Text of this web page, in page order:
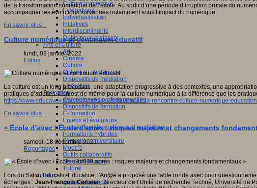
Culture numérique
Evaluations
Individualisation
Initiatives
Interdisciplinarité
Outils pour la classe
Arts et Culture
Art
Cinéma
Culture
Culture et numérique
Dispositifs de médiation
Littérature
Formation
Compétences professionnelles
Dispositifs de formation
E- formation
Enjeux et évolutions
Enseignement supérieur et numérique
Formations hybrides
Formation universitaire
Mooc’s
Outils collaboratifs
Sites ressources
Tutorat
Jeux
Jeu et éducation
de la transformation numérique de l’école. Au sortir d’une période d’irruption brutale du
accompagner les évolutions survenues notamment sous l’impact du numérique.
En savoir plus...
Culture numérique et continuum éducatif
lundi, 03 janvier 2022
Editos
La culture est un long processus, une adaptation progressive à des contextes, une
pratiques d’adultes. Il en est de même pour la culture numérique à la différence que les
https://www.educavox.fr/accueil/breves/restitution-de-la-rencontre-culture-numerique-
En savoir plus...
« École d’avec / École d'après : risques majeurs et changements
samedi, 18 décembre 2021
Reportages
Lors du Salon Educatic-Educatice, l'An@é a proposé une table ronde avec pour
échanges : Jean-François Cerisier, Directeur de l’Unité de recherche Techné, Université de